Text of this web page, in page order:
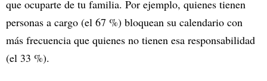
que ocuparte de tu familia. Por ejemplo, quienes tienen
personas a cargo (el 67 %) bloquean su calendario con
más frecuencia que quienes no tienen esa responsabilidad
(el 33 %).